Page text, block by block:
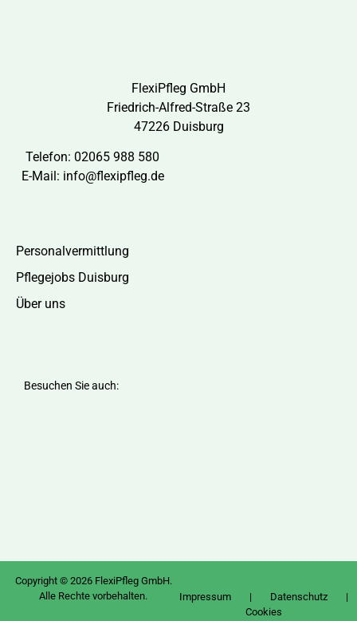
FlexiPfleg GmbH
Friedrich-Alfred-Straße 23
47226 Duisburg
Telefon:02065 988 580
E-Mail: info@flexipfleg.de
Personalvermittlung
Pflegejobs Duisburg
Über uns
Besuchen Sie auch:
Copyright © 2026 FlexiPfleg GmbH.
Alle Rechte vorbehalten.
Impressum | Datenschutz |
Cookies